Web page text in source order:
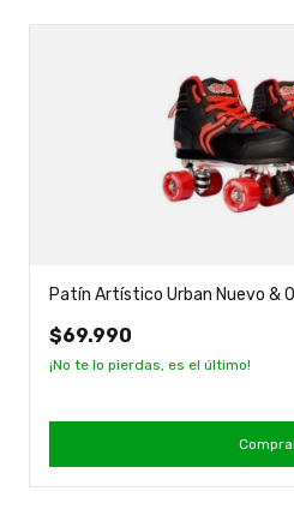
Patín Artístico Urban Nuevo &
$69.990
¡No te lo pierdas, es el último!